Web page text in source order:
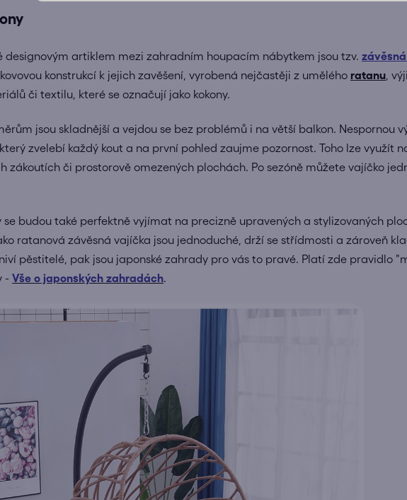
designovým artiklem mezi zahradním houpacím nábytkem jsou tzv.
konstrukcí k jejich zavěšení, vyrobená nejčastěji z umělého ratanu ,
či textilu, které se označují jako kokony.
jsou skladnější a vejdou se bez problémů i na větší balkon. Nespornou
zvelebí každý kout a na první pohled zaujme pozornost. Toho lze využít
zákoutích či prostorově omezených plochách. Po sezóně můžete vajíčko
se budou také perfektně vyjímat na precizně upravených a stylizovaných
ratanová závěsná vajíčka jsou jednoduché, drží se střídmosti a zároveň
pěstitelé, pak jsou japonské zahrady pro vás to pravé. Platí zde pravidlo
- Vše o japonských zahradách.